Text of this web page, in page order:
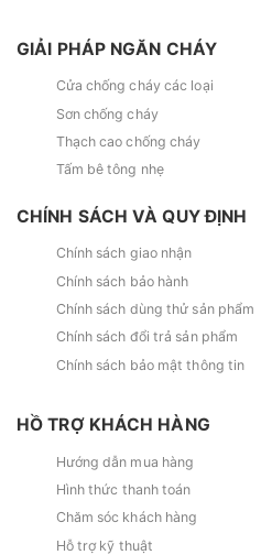
GIẢI PHÁP NGĂN CHÁY
Cửa chống cháy các loại
Sơn chống cháy
Thạch cao chống cháy
Tấm bê tông nhẹ
CHÍNH SÁCH VÀ QUY ĐỊNH
Chính sách giao nhận
Chính sách bảo hành
Chính sách dùng thử sản phẩm
Chính sách đổi trả sản phẩm
Chính sách bảo mật thông tin
HỒ TRỢ KHÁCH HÀNG
Hướng dẫn mua hàng
Hình thức thanh toán
Chăm sóc khách hàng
Hỗ trợ kỹ thuật